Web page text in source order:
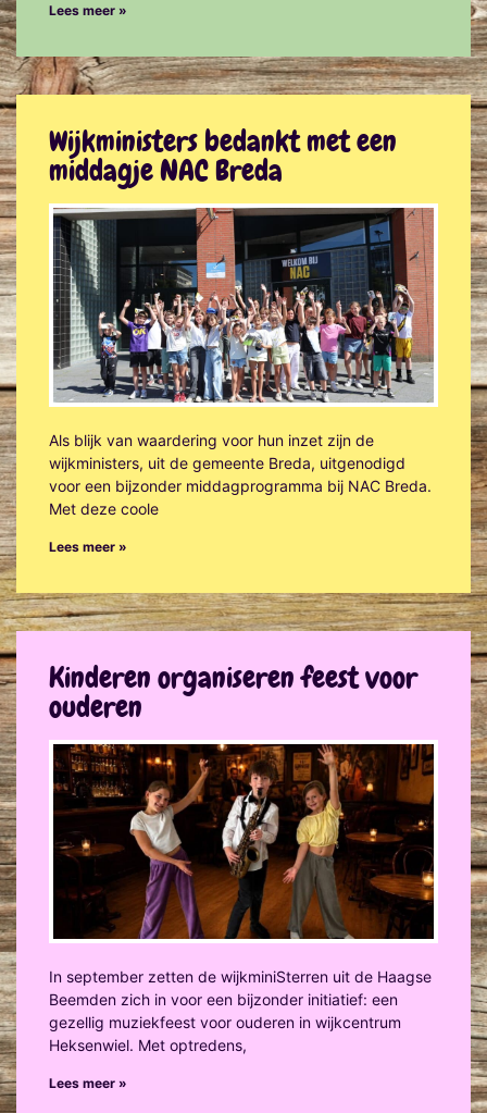
Lees meer »
Wijkministers bedankt met een
middagje NAC Breda
Als blijk van waardering voor hun inzet zijn de
wijkministers, uit de gemeente Breda, uitgenodigd
voor een bijzonder middagprogramma bij NAC Breda.
Met deze coole
Lees meer »
Kinderen organiseren feest voor
ouderen
In september zetten de wijkminiSterren uit de Haagse
Beemden zich in voor een bijzonder initiatief: een
gezellig muziekfeest voor ouderen in wijkcentrum
Heksenwiel. Met optredens,
Lees meer »